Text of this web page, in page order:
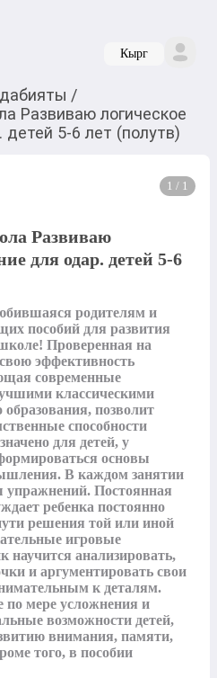
Кырг
/
Развиваю логическое
5-6 лет (полутв)
1 / 1
Развиваю
для одар. детей 5-6
родителям и
пособий для развития
Проверенная на
эффективность
современные
классическими
позволит
способности
для детей, у
основы
В каждом занятии
упражнений. Постоянная
ребенка постоянно
решения той или иной
игровые
анализировать,
и аргументировать свои
к деталям.
по мере усложнения и
возможности детей,
внимания, памяти,
того, в пособии